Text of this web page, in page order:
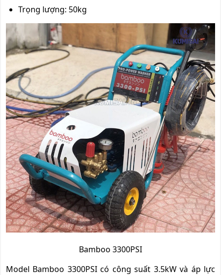
Trọng lượng: 50kg
Bamboo 3300PSI
Model Bamboo 3300PSI có công suất 3.5kW và áp lực